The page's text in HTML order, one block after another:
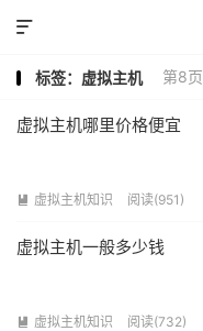

标签：虚拟主机 第8页
虚拟主机哪里价格便宜
 虚拟主机知识 阅读(951)
虚拟主机一般多少钱
 虚拟主机知识 阅读(732)